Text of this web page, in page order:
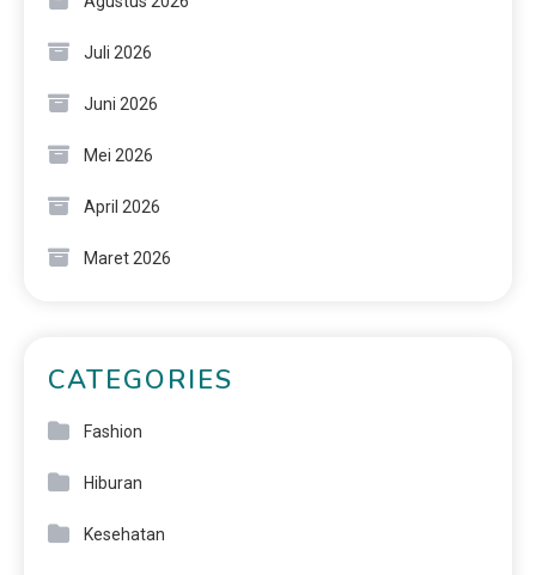
Juli 2026
Juni 2026
Mei 2026
April 2026
Maret 2026
CATEGORIES
Fashion
Hiburan
Kesehatan